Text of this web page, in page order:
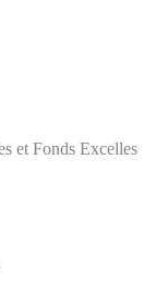
et Fonds Excelles